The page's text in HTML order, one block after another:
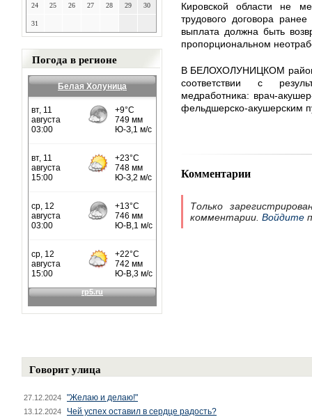
24 25 26 27 28 29 30
31
Погода в регионе
Белая Холуница
Кировской области не
трудового договора
выплата должна быть
пропорциональном
В БЕЛОХОЛУНИЦКОМ
соответствии с
медработника: врач-
фельдшерско-акушерским
Комментарии
Только
комментарии. Войдите
Говорит улица
27.12.2024 "Желаю и делаю!"
13.12.2024 Чей успех оставил в сердце радость?